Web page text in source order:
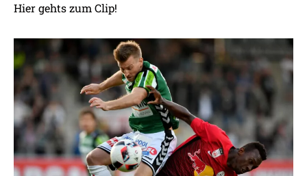
Hier gehts zum Clip!